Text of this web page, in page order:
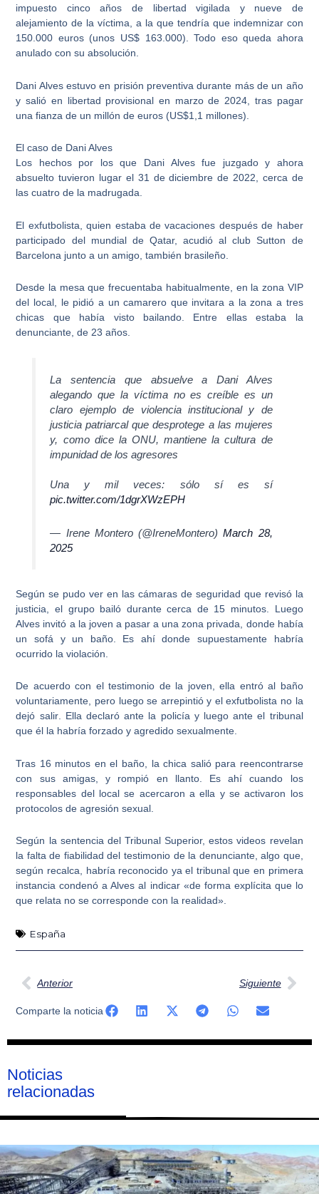
impuesto cinco años de libertad vigilada y nueve de
alejamiento de la víctima, a la que tendría que indemnizar con
150.000 euros (unos US$ 163.000) . Todo eso queda ahora
anulado con su absolución.
Dani Alves estuvo en prisión preventiva durante más de un año
y salió en libertad provisional en marzo de 2024, tras pagar
una fianza de un millón de euros (US$1,1 millones).
El caso de Dani Alves
Los hechos por los que Dani Alves fue juzgado y ahora
absuelto tuvieron lugar el 31 de diciembre de 2022 , cerca de
las cuatro de la madrugada.
El exfutbolista, quien estaba de vacaciones después de haber
participado del mundial de Qatar,acudió al club Sutton de
Barcelona junto a un amigo , también brasileño.
Desde la mesa que frecuentaba habitualmente, en la zona VIP
del local, le pidió a un camarero que invitara a la zona a tres
chicas que había visto bailando . Entre ellas estaba la
denunciante, de 23 años.
La sentencia que absuelve a Dani Alves
alegando que la víctima no es creíble es un
claro ejemplo de violencia institucional y de
justicia patriarcal que desprotege a las mujeres
y, como dice la ONU, mantiene la cultura de
impunidad de los agresores
Una y mil veces: sólo sí es sí
pic.twitter.com/1dgrXWzEPH
— Irene Montero (@IreneMontero)March 28,
2025
Según se pudo ver en las cámaras de seguridad que revisó la
justicia, el grupo bailó durante cerca de 15 minutos. Luego
Alves invitó a la joven a pasar a una zona privada, donde había
un sofá y un baño. Es ahí donde supuestamente habría
ocurrido la violación
De acuerdo con el testimonio de la joven, ella entró al baño
voluntariamente, pero luego se arrepintió y el exfutbolista no la
dejó salir. Ella declaró ante la policía y luego ante el tribunal
que él la habría forzado y agredido sexualmente.
Tras 16 minutos en el baño, la chica salió para reencontrarse
con sus amigas, y rompió en llanto. Es ahí cuando los
responsables del local se acercaron a ella y se activaron los
protocolos de agresión sexual.
Según la sentencia del Tribunal Superior,estos videos revelan
la falta de fiabilidad del testimonio de la denunciante, algo que,
según recalca, habría reconocido ya el tribunal que en primera
instancia condenó a Alves al indicar «de forma explícita que lo
que relata no se corresponde con la realidad».
España
Ant
Anterior Siguiente
Comparte la noticia
Noticias
relacionadas